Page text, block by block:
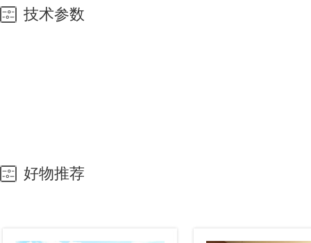
技术参数
好物推荐